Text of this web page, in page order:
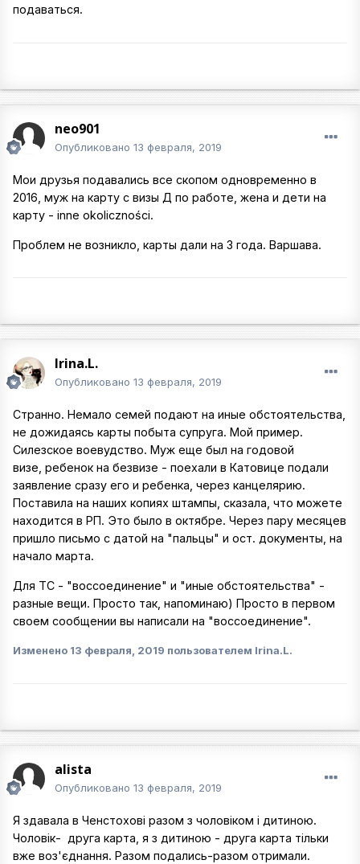
подаваться.
neo901
Опубликовано 13 февраля, 2019
Мои друзья подавались все скопом одновременно в
2016, муж на карту с визы Д по работе, жена и дети на
карту - inne okoliczności.
Проблем не возникло, карты дали на 3 года. Варшава.
Irina.L.
Опубликовано 13 февраля, 2019
Странно. Немало семей подают на иные обстоятельства,
не дожидаясь карты побыта супруга. Мой пример.
Силезское воевудство. Муж еще был на годовой
визе, ребенок на безвизе - поехали в Катовице подали
заявление сразу его и ребенка, через канцелярию.
Поставила на наших копиях штампы, сказала, что можете
находится в РП. Это было в октябре. Через пару месяцев
пришло письмо с датой на "пальцы" и ост. документы, на
начало марта.
Для ТС - "воссоединение" и "иные обстоятельства" -
разные вещи. Просто так, напоминаю) Просто в первом
своем сообщении вы написали на "воссоединение".
Изменено 13 февраля, 2019 пользователем Irina.L.
alista
Опубликовано 13 февраля, 2019
Я здавала в Ченстохові разом з чоловіком і дитиною.
Чоловік- друга карта, я з дитиною - друга карта тільки
вже воз'єднання. Разом подались-разом отримали.